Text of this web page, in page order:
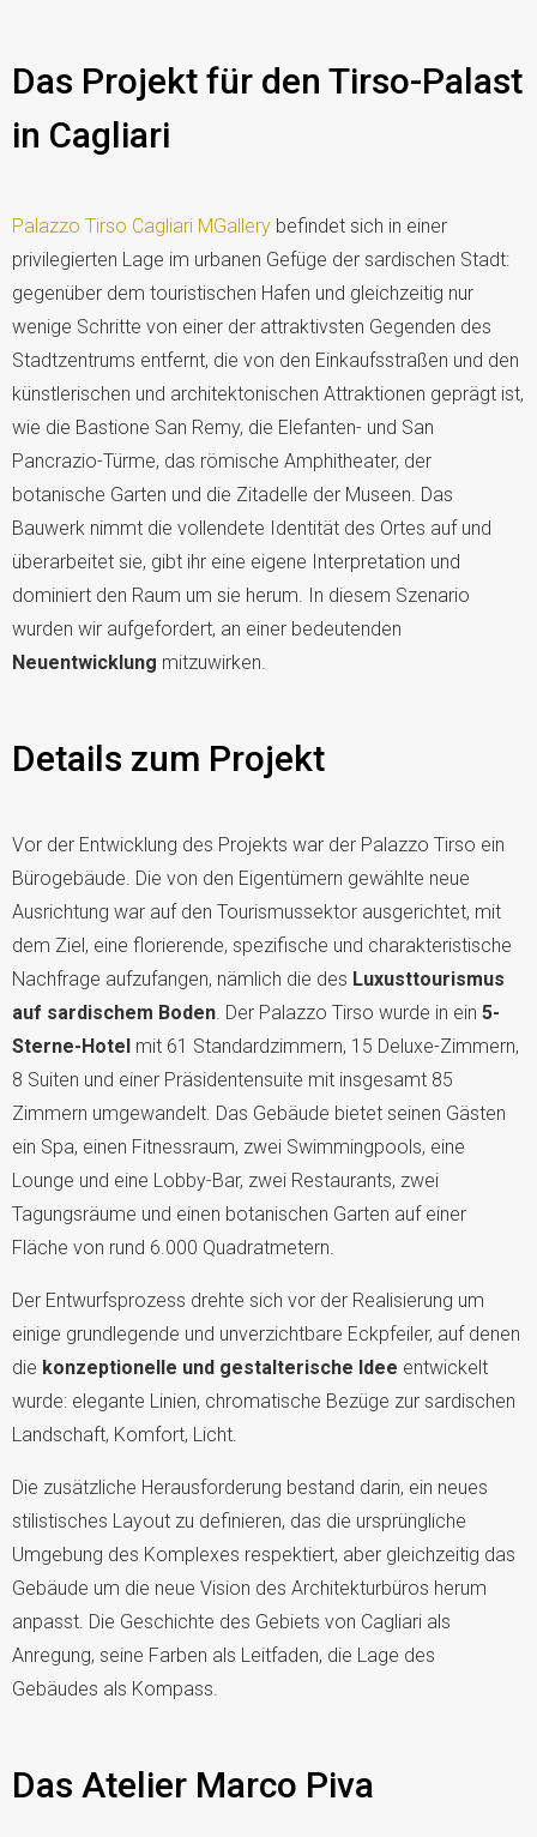
Das Projekt für den Tirso-Palast
in Cagliari
Palazzo Tirso Cagliari MGallery befindet sich in einer
privilegierten Lage im urbanen Gefüge der sardischen Stadt:
gegenüber dem touristischen Hafen und gleichzeitig nur
wenige Schritte von einer der attraktivsten Gegenden des
Stadtzentrums entfernt, die von den Einkaufsstraßen und den
künstlerischen und architektonischen Attraktionen geprägt ist,
wie die Bastione San Remy, die Elefanten- und San
Pancrazio-Türme, das römische Amphitheater, der
botanische Garten und die Zitadelle der Museen. Das
Bauwerk nimmt die vollendete Identität des Ortes auf und
überarbeitet sie, gibt ihr eine eigene Interpretation und
dominiert den Raum um sie herum. In diesem Szenario
wurden wir aufgefordert, an einer bedeutenden
Neuentwicklung mitzuwirken.
Details zum Projekt
Vor der Entwicklung des Projekts war der Palazzo Tirso ein
Bürogebäude. Die von den Eigentümern gewählte neue
Ausrichtung war auf den Tourismussektor ausgerichtet, mit
dem Ziel, eine florierende, spezifische und charakteristische
Nachfrage aufzufangen, nämlich die des Luxusttourismus
auf sardischem Boden . Der Palazzo Tirso wurde in ein 5-
Sterne-Hotel mit 61 Standardzimmern, 15 Deluxe-Zimmern,
8 Suiten und einer Präsidentensuite mit insgesamt 85
Zimmern umgewandelt. Das Gebäude bietet seinen Gästen
ein Spa, einen Fitnessraum, zwei Swimmingpools, eine
Lounge und eine Lobby-Bar, zwei Restaurants, zwei
Tagungsräume und einen botanischen Garten auf einer
Fläche von rund 6.000 Quadratmetern.
Der Entwurfsprozess drehte sich vor der Realisierung um
einige grundlegende und unverzichtbare Eckpfeiler, auf denen
die konzeptionelle und gestalterische Idee entwickelt
wurde: elegante Linien, chromatische Bezüge zur sardischen
Landschaft, Komfort, Licht.
Die zusätzliche Herausforderung bestand darin, ein neues
stilistisches Layout zu definieren, das die ursprüngliche
Umgebung des Komplexes respektiert, aber gleichzeitig das
Gebäude um die neue Vision des Architekturbüros herum
anpasst. Die Geschichte des Gebiets von Cagliari als
Anregung, seine Farben als Leitfaden, die Lage des
Gebäudes als Kompass.
Das Atelier Marco Piva